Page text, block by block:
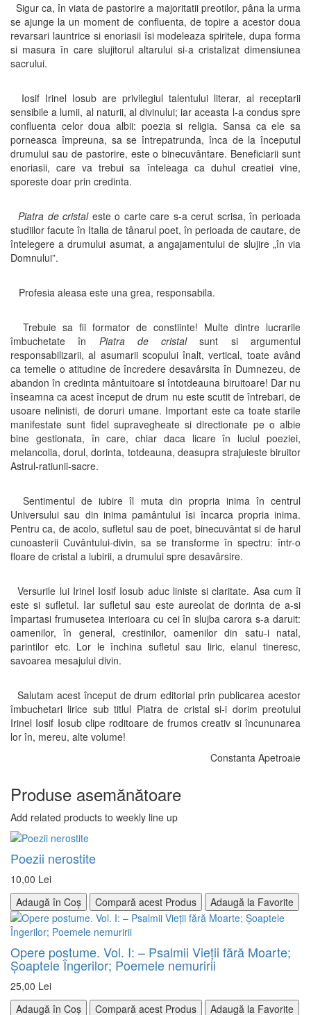
Sigur ca, în viata de pastorire a majoritatii preotilor, pâna la urma
se ajunge la un moment de confluenta, de topire a acestor doua
revarsari launtrice si enoriasii îsi modeleaza spiritele, dupa forma
si masura în care slujitorul altarului si-a cristalizat dimensiunea
sacrului.
Iosif Irinel Iosub are privilegiul talentului literar, al receptarii
sensibile a lumii, al naturii, al divinului; iar aceasta l-a condus spre
confluenta celor doua albii: poezia si religia. Sansa ca ele sa
porneasca împreuna, sa se întrepatrunda, înca de la începutul
drumului sau de pastorire, este o binecuvântare. Beneficiarii sunt
enoriasii, care va trebui sa înteleaga ca duhul creatiei vine,
sporeste doar prin credinta.
Piatra de cristaleste o carte care s-a cerut scrisa, în perioada
studiilor facute în Italia de tânarul poet, în perioada de cautare, de
întelegere a drumului asumat, a angajamentului de slujire „în via
Domnului”.
Profesia aleasa este una grea, responsabila.
Trebuie sa fii formator de constiinte! Multe dintre lucrarile
îmbuchetate în Piatra de cristalsunt si argumentul
responsabilizarii, al asumarii scopului înalt, vertical, toate având
ca temelie o atitudine de încredere desavârsita în Dumnezeu, de
abandon în credinta mântuitoare si întotdeauna biruitoare! Dar nu
înseamna ca acest început de drum nu este scutit de întrebari, de
usoare nelinisti, de doruri umane. Important este ca toate starile
manifestate sunt fidel supravegheate si directionate pe o albie
bine gestionata, în care, chiar daca licare în luciul poeziei,
melancolia, dorul, dorinta, totdeauna, deasupra strajuieste biruitor
Astrul-ratiunii-sacre.
Sentimentul de iubire îl muta din propria inima în centrul
Universului sau din inima pamântului îsi încarca propria inima.
Pentru ca, de acolo, sufletul sau de poet, binecuvântat si de harul
cunoasterii Cuvântului-divin, sa se transforme în spectru: într-o
floare de cristal a iubirii, a drumului spre desavârsire.
Versurile lui Irinel Iosif Iosub aduc liniste si claritate. Asa cum îi
este si sufletul. Iar sufletul sau este aureolat de dorinta de a-si
împartasi frumusetea interioara cu cei în slujba carora s-a daruit:
oamenilor, în general, crestinilor, oamenilor din satu-i natal,
parintilor etc. Lor le închina sufletul sau liric, elanul tineresc,
savoarea mesajului divin.
Salutam acest început de drum editorial prin publicarea acestor
îmbuchetari lirice sub titlul Piatra de cristal si-i dorim preotului
Irinel Iosif Iosub clipe roditoare de frumos creativ si încununarea
lor în, mereu, alte volume!
Constanta Apetroaie
Produse asemănătoare
Add related products to weekly line up
Poezii nerostite
10,00 Lei
Adaugă în Coș
Compară acest Produs Adaugă la Favorite
Opere postume. Vol. I: – Psalmii Vieţii fără Moarte;
Şoaptele Îngerilor; Poemele nemuririi
25,00 Lei
Adaugă în Coș
Compară acest Produs Adaugă la Favorite